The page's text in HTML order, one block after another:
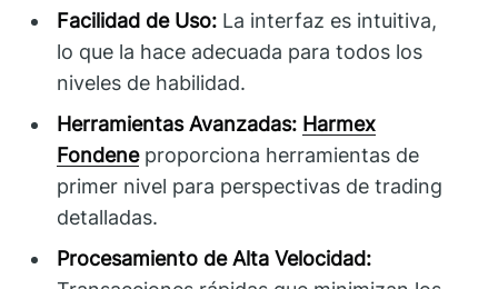
Facilidad de Uso: La interfaz es intuitiva,
lo que la hace adecuada para todos los
niveles de habilidad.
Herramientas Avanzadas: Harmex
Fondeneproporciona herramientas de
primer nivel para perspectivas de trading
detalladas.
Procesamiento de Alta Velocidad: